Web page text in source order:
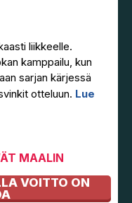
liikkeelle.
kamppailu, kun
sarjan kärjessä
otteluun. Lue
MAALIN
VOITTO ON